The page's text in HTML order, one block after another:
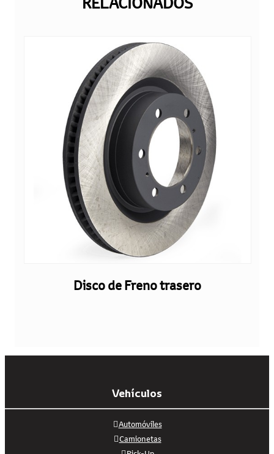
Disco de Freno trasero
Vehículos
Automóviles
Camionetas